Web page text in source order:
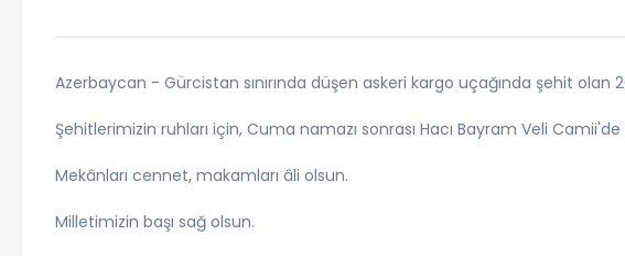
Azerbaycan - Gürcistan sınırında düşen askeri kargo uçağında şehit
Şehitlerimizin ruhları için, Cuma namazı sonrası Hacı Bayram Veli
Mekânları cennet, makamları âli olsun.
Milletimizin başı sağ olsun.